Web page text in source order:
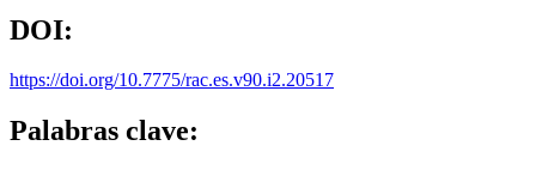
DOI:
https://doi.org/10.7775/rac.es.v90.i2.20517
Palabras clave: